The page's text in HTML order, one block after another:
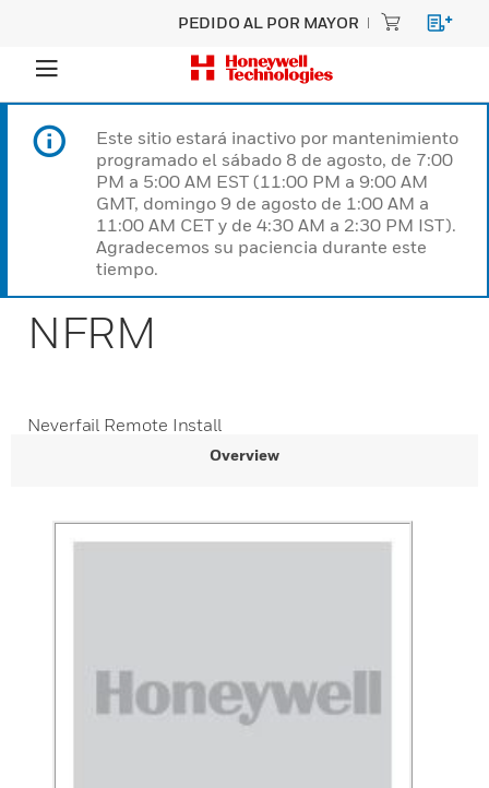
PEDIDO AL POR MAYOR
Este sitio estará inactivo por mantenimiento
programado el sábado 8 de agosto, de 7:00
PM a 5:00 AM EST (11:00 PM a 9:00 AM
GMT, domingo 9 de agosto de 1:00 AM a
11:00 AM CET y de 4:30 AM a 2:30 PM IST).
Agradecemos su paciencia durante este
tiempo.
NFRM
Neverfail Remote Install
Overview